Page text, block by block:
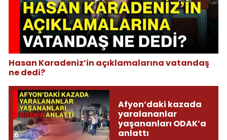
Hasan Karadeniz’in açıklamalarına vatandaş
ne dedi?
Afyon’daki kazada
yaralananlar
yaşananları ODAK’a
anlattı